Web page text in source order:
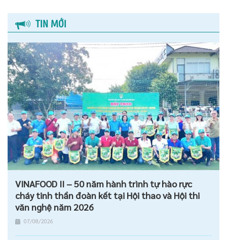
TIN MỚI
VINAFOOD II – 50 năm hành trình tự hào rực
cháy tinh thần đoàn kết tại Hội thao và Hội thi
văn nghệ năm 2026
07/08/2026